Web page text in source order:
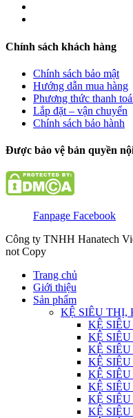
Chính sách khách hàng
Chính sách bảo mật
Hướng dẫn mua hàng
Phương thức thanh
Lắp đặt – vận chuyển
Chính sách bảo hành
Được bảo vệ bản quyền
Fanpage Facebook
Công ty TNHH Hanatech
not Copy
Trang chủ
Giới thiệu
Sản phẩm
KỆ SIÊU THỊ,
KỆ
KỆ
KỆ
KỆ
KỆ
KỆ
KỆ
KỆ